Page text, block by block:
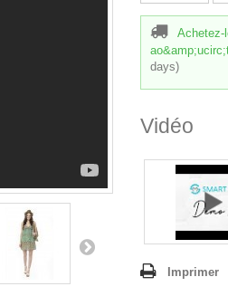
Achetez-
days)
Vidéo
Imprimer